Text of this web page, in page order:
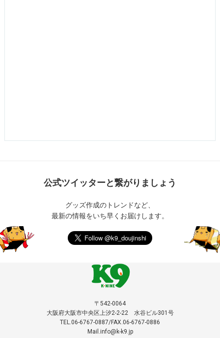
公式ツイッターと繋がりましょう
グッズ作成のトレンドなど、
最新の情報をいち早くお届けします。
〒542-0064
大阪府大阪市中央区上汐2-2-22 水谷ビル301号
TEL.06-6767-0887/FAX.06-6767-0886
Mail.info@k-k9.jp